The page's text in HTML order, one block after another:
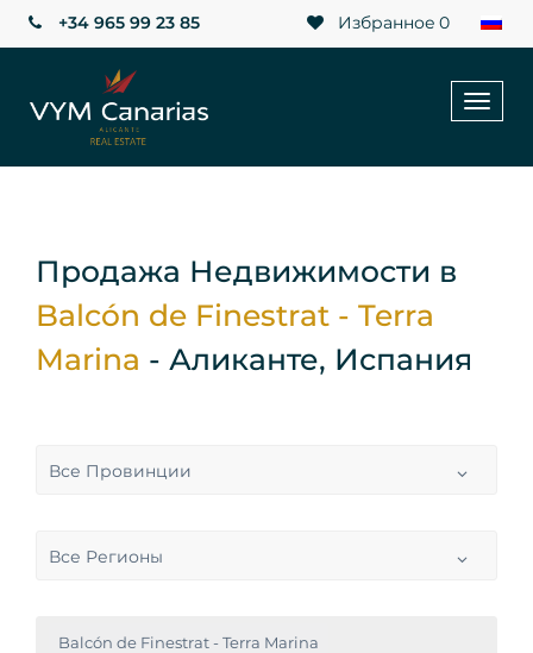
Избранное 0
+34 965 99 23 85
Продажа Недвижимости в
Balcón de Finestrat - Terra
Marina - Аликанте, Испания
Все Провинции
Все Регионы
Balcón de Finestrat - Terra Marina